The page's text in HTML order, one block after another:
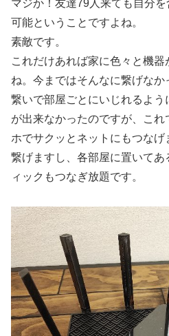
マジか！友達79人来ても自分
可能ということですよね。
素敵です。
これだけあれば家に色々と機
ね。今まではそんなに繋げな
繋いで部屋ごとにいじれるよう
が出来なかったのですが、こ
ホでサクッとネットにもつな
繋げますし、各部屋に置いて
ィックもつなぎ放題です。